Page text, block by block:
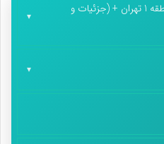
بهترین کلینیک های زیبایی در منطقه 1 تهران + (جزئیات و